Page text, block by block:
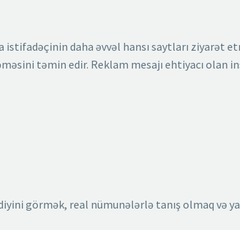
daha əvvəl hansı saytları ziyarət
təmin edir. Reklam mesajı ehtiyacı olan
görmək, real nümunələrlə tanış olmaq və